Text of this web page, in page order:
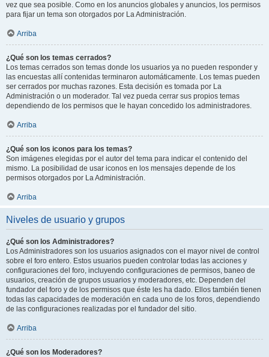
vez que sea posible. Como en los anuncios globales y anuncios, los permisos
para fijar un tema son otorgados por La Administración.
Arriba
¿Qué son los temas cerrados?
Los temas cerrados son temas donde los usuarios ya no pueden responder y
las encuestas allí contenidas terminaron automáticamente. Los temas pueden
ser cerrados por muchas razones. Esta decisión es tomada por La
Administración o un moderador. Tal vez pueda cerrar sus propios temas
dependiendo de los permisos que le hayan concedido los administradores.
Arriba
¿Qué son los iconos para los temas?
Son imágenes elegidas por el autor del tema para indicar el contenido del
mismo. La posibilidad de usar iconos en los mensajes depende de los
permisos otorgados por La Administración.
Arriba
Niveles de usuario y grupos
¿Qué son los Administradores?
Los Administradores son los usuarios asignados con el mayor nivel de control
sobre el foro entero. Estos usuarios pueden controlar todas las acciones y
configuraciones del foro, incluyendo configuraciones de permisos, baneo de
usuarios, creación de grupos usuarios y moderadores, etc. Dependen del
fundador del foro y de los permisos que éste les ha dado. Ellos también tienen
todas las capacidades de moderación en cada uno de los foros, dependiendo
de las configuraciones realizadas por el fundador del sitio.
Arriba
¿Qué son los Moderadores?